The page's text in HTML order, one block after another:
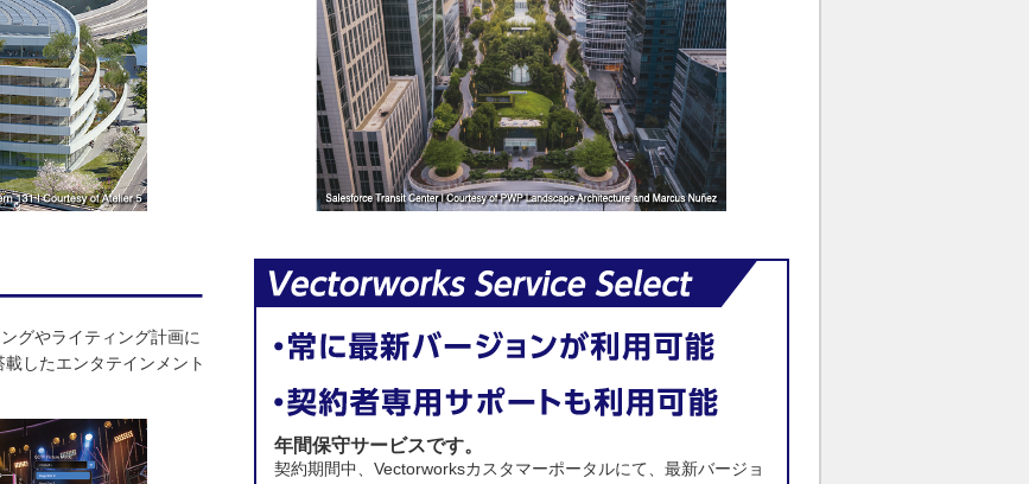
グやライティング計画に
したエンタテインメント
年間保守サービスです。
契約期間中、Vectorworksカスタマーポータルにて、最新バージョ